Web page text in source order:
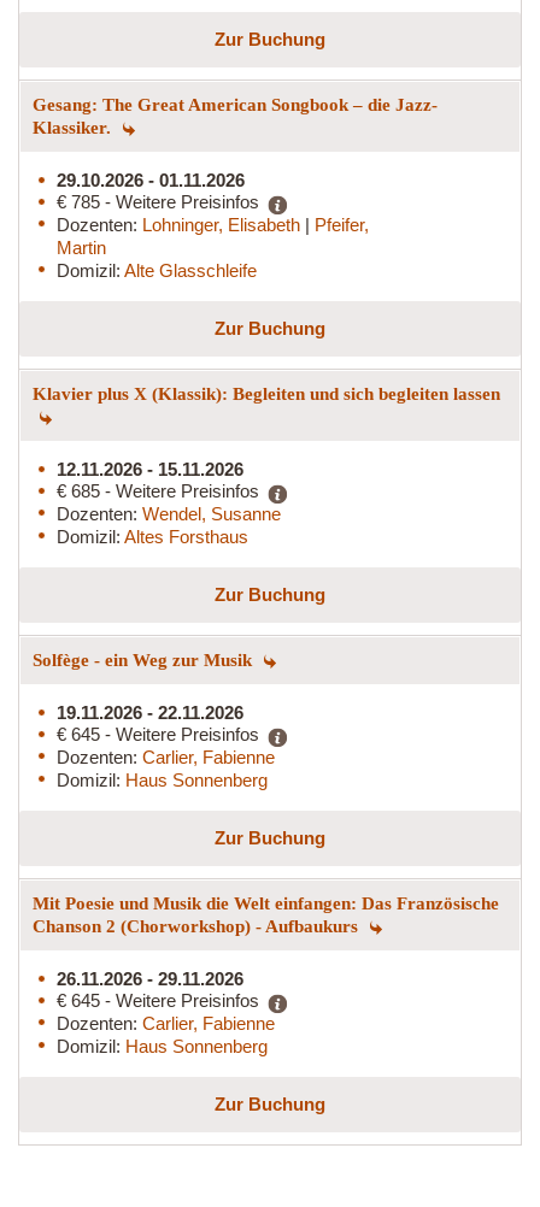
Zur Buchung
Gesang: The Great American Songbook – die Jazz-
Klassiker.
29.10.2026 - 01.11.2026
€ 785 - Weitere Preisinfos
Dozenten: Lohninger, Elisabeth | Pfeifer,
Martin
Domizil: Alte Glasschleife
Zur Buchung
Klavier plus X (Klassik): Begleiten und sich begleiten lassen
12.11.2026 - 15.11.2026
€ 685 - Weitere Preisinfos
Dozenten: Wendel, Susanne
Domizil: Altes Forsthaus
Zur Buchung
Solfège - ein Weg zur Musik
19.11.2026 - 22.11.2026
€ 645 - Weitere Preisinfos
Dozenten: Carlier, Fabienne
Domizil: Haus Sonnenberg
Zur Buchung
Mit Poesie und Musik die Welt einfangen: Das Französische
Chanson 2 (Chorworkshop) - Aufbaukurs
26.11.2026 - 29.11.2026
€ 645 - Weitere Preisinfos
Dozenten: Carlier, Fabienne
Domizil: Haus Sonnenberg
Zur Buchung